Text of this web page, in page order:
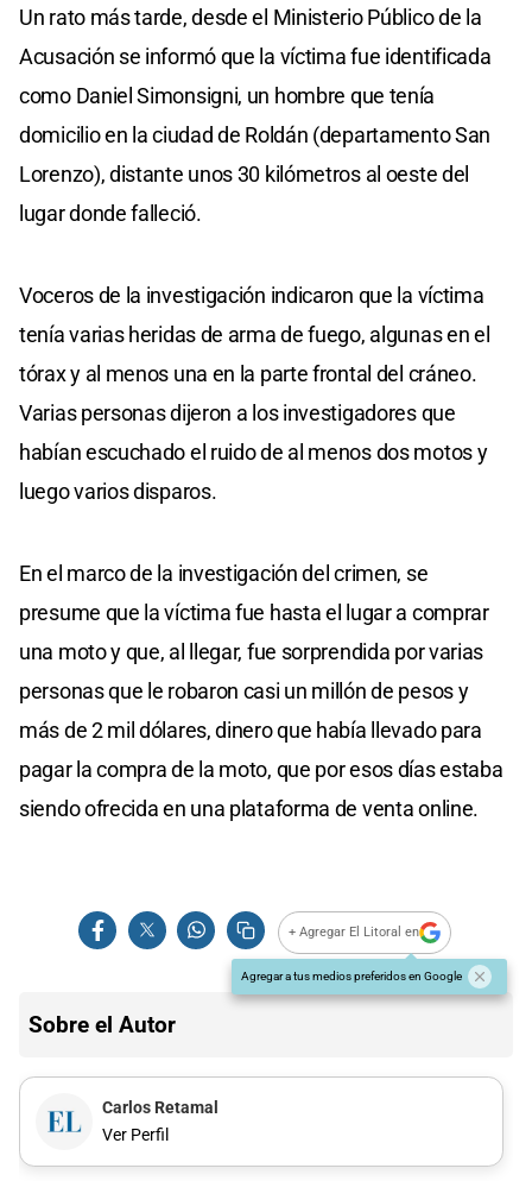
Un rato más tarde, desde el Ministerio Público de la
Acusación se informó que la víctima fue identificada
como Daniel Simonsigni, un hombre que tenía
domicilio en la ciudad de Roldán (departamento San
Lorenzo), distante unos 30 kilómetros al oeste del
lugar donde falleció.
Voceros de la investigación indicaron que la víctima
tenía varias heridas de arma de fuego, algunas en el
tórax y al menos una en la parte frontal del cráneo.
Varias personas dijeron a los investigadores que
habían escuchado el ruido de al menos dos motos y
luego varios disparos.
En el marco de la investigación del crimen, se
presume que la víctima fue hasta el lugar a comprar
una moto y que, al llegar, fue sorprendida por varias
personas que le robaron casi un millón de pesos y
más de 2 mil dólares, dinero que había llevado para
pagar la compra de la moto, que por esos días estaba
siendo ofrecida en una plataforma de venta online.
+ Agregar El Litoral en
Agregar a tus medios preferidos en Google
Sobre el Autor
Carlos Retamal
Ver Perfil